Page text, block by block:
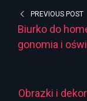
PREVIOUS POST
Biurko do
gonomia i
Obrazki i